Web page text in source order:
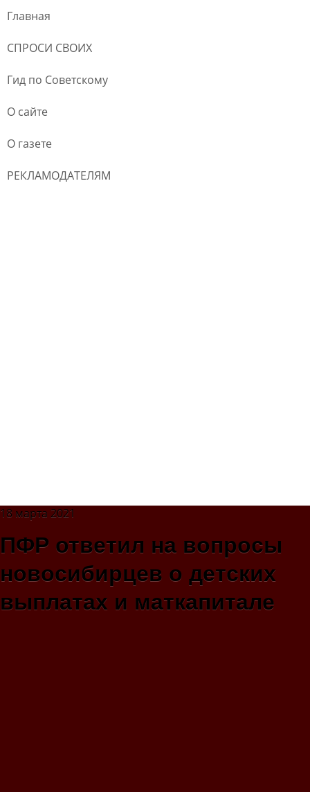
Главная
СПРОСИ СВОИХ
Гид по Советскому
О сайте
О газете
РЕКЛАМОДАТЕЛЯМ
18 марта 2021
ПФР ответил на вопросы
новосибирцев о детских
выплатах и маткапитале